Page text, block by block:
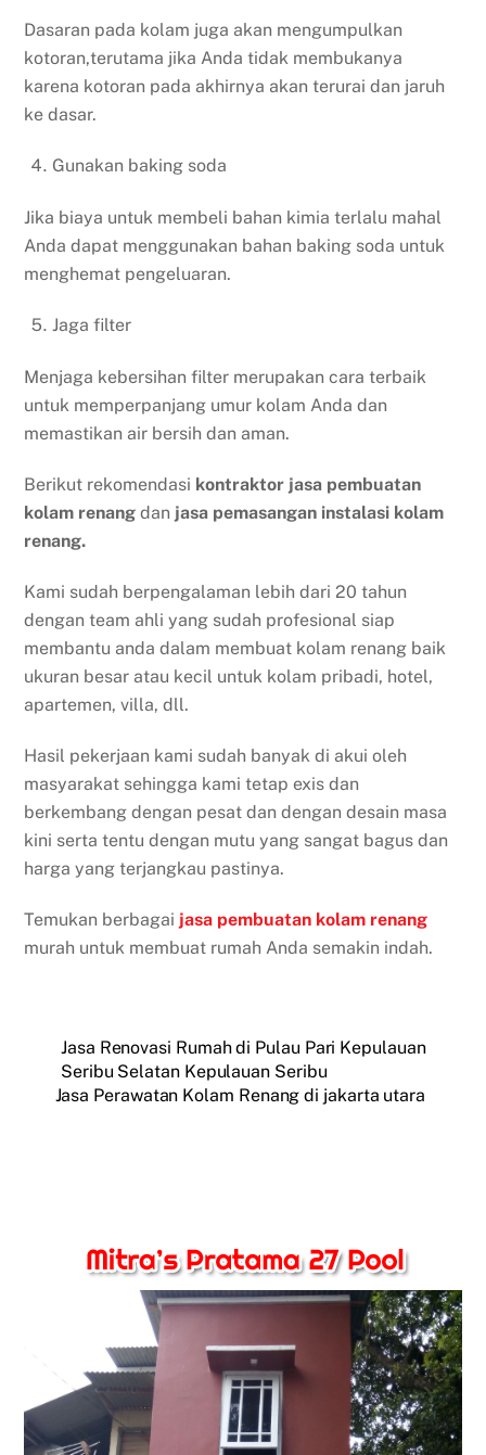
Dasaran pada kolam juga akan mengumpulkan
kotoran,terutama jika Anda tidak membukanya
karena kotoran pada akhirnya akan terurai dan jaruh
ke dasar.
Gunakan baking soda
Jika biaya untuk membeli bahan kimia terlalu mahal
Anda dapat menggunakan bahan baking soda untuk
menghemat pengeluaran.
Jaga filter
Menjaga kebersihan filter merupakan cara terbaik
untuk memperpanjang umur kolam Anda dan
memastikan air bersih dan aman.
Berikut rekomendasi kontraktor jasa pembuatan
kolam renang dan jasa pemasangan instalasi kolam
renang.
Kami sudah berpengalaman lebih dari 20 tahun
dengan team ahli yang sudah profesional siap
membantu anda dalam membuat kolam renang baik
ukuran besar atau kecil untuk kolam pribadi, hotel,
apartemen, villa, dll.
Hasil pekerjaan kami sudah banyak di akui oleh
masyarakat sehingga kami tetap exis dan
berkembang dengan pesat dan dengan desain masa
kini serta tentu dengan mutu yang sangat bagus dan
harga yang terjangkau pastinya.
Temukan berbagai jasa pembuatan kolam renang
murah untuk membuat rumah Anda semakin indah.
Jasa Renovasi Rumah di Pulau Pari Kepulauan
Seribu Selatan Kepulauan Seribu
Jasa Perawatan Kolam Renang di jakarta utara